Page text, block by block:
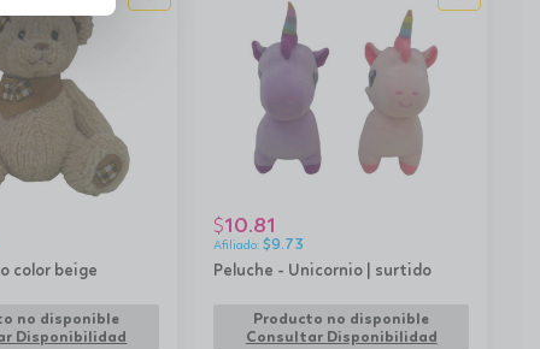
color beige
no disponible
Disponibilidad
Peluche - Unicornio | surtido
$10.81
$9.73
Producto no disponible
Consultar Disponibilidad